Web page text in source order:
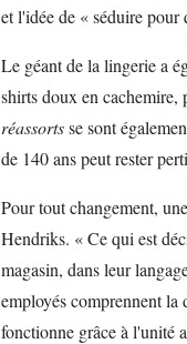
et l'idée de « séduire pour
Le géant de la lingerie a
shirts doux en cachemire,
réassortsse sont
de 140 ans peut rester
Pour tout changement,
Hendriks. « Ce qui est
magasin, dans leur
employés comprennent la
fonctionne grâce à l'unité